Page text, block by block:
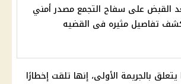
القبض على سفاح التجمع مصدر أمني
تفاصيل مثيره فى القضيه
يتعلق بالجريمة الأولى، إنها تلقت إخطارًا